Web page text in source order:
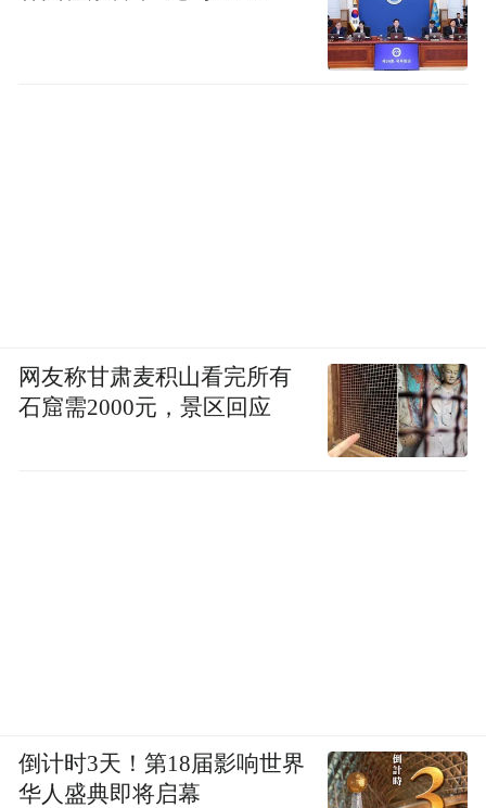
网友称甘肃麦积山看完所有
石窟需2000元，景区回应
倒计时3天！第18届影响世界
华人盛典即将启幕